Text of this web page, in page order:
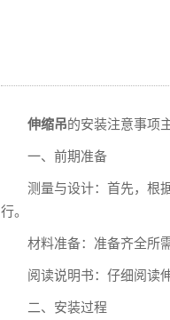
伸缩吊的安装注意事项
一、前期准备
测量与设计：首先，根据
行。
材料准备：准备齐全所需
阅读说明书：仔细阅读伸
二、安装过程